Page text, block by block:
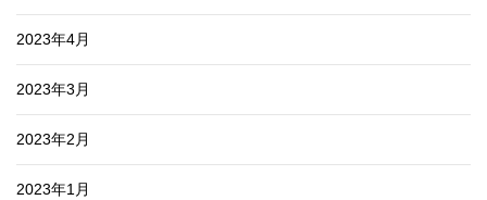
2023年4月
2023年3月
2023年2月
2023年1月